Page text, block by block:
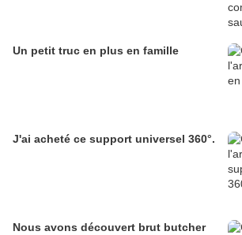
Un petit truc en plus en famille
J'ai acheté ce support universel 360°.
Nous avons découvert brut butcher